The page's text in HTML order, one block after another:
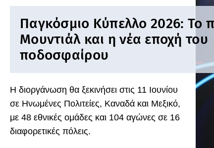
Παγκόσμιο Κύπελλο 2026: Το
Μουντιάλ και η νέα εποχή του
ποδοσφαίρου
Η διοργάνωση θα ξεκινήσει στις 11 Ιουνίου
σε Ηνωμένες Πολιτείες, Καναδά και Μεξικό,
με 48 εθνικές ομάδες και 104 αγώνες σε 16
διαφορετικές πόλεις.